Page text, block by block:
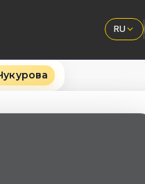
RU